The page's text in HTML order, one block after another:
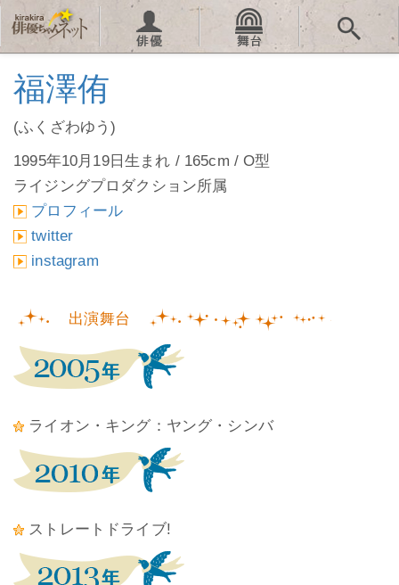
福澤侑
(ふくざわゆう)
1995年10月19日生まれ / 165cm / O型
ライジングプロダクション所属
プロフィール
twitter
instagram
出演舞台
ライオン・キング：ヤング・シンバ
ストレートドライブ!